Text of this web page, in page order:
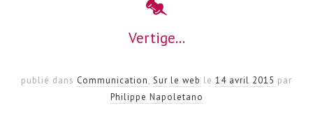
Vertige…
publié dans Communication, Sur le web le 14 avril 2015 par
Philippe Napoletano